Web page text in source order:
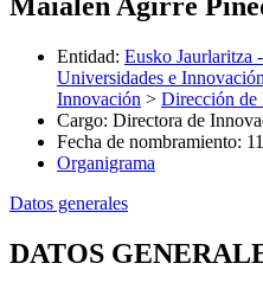
Entidad: Eusko Jaurlaritza
Universidades e Innovación
Innovación > Dirección de
Cargo: Directora de
Fecha de nombramiento:
Organigrama
Datos generales
DATOS